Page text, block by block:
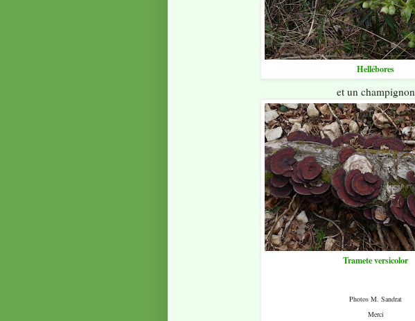
Hellébores
et un champignon
Tramete versicolor
Photos M. Sandrat
Merci